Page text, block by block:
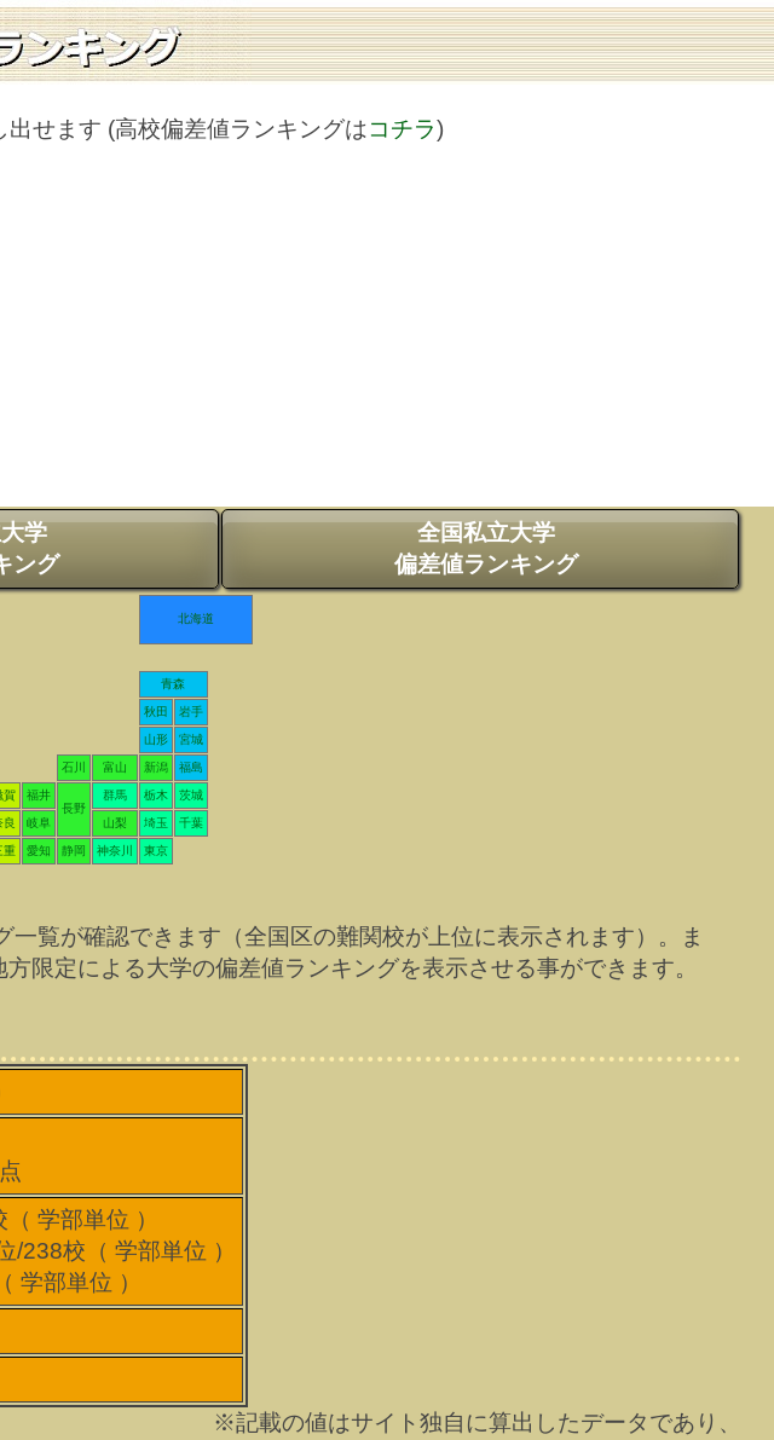
出せます (高校偏差値ランキングはコチラ)
学
ング
全国私立大学
偏差値ランキング
北海道
青森
秋田 岩手
山形 宮城
石川 富山 新潟 福島
賀
福井
長野
群馬 栃木 茨城
良 岐阜 山梨 埼玉 千葉
重 愛知 静岡 神奈川 東京
覧が確認できます（全国区の難関校が上位に表示されます）。ま
限定による大学の偏差値ランキングを表示させる事ができます。
学部単位 ）
/238校（ 学部単位 ）
学部単位 ）
※記載の値はサイト独自に算出したデータであり、